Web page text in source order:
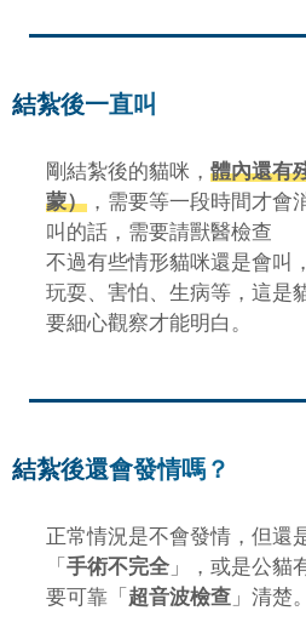
結紮後一直叫
剛結紮後的貓咪， 體內還有
蒙） ，需要等一段時間才會
叫的話，需要請獸醫檢查
不過有些情形貓咪還是會叫
玩耍、害怕、生病等，這是
要細心觀察才能明白。
結紮後還會發情嗎？
正常情況是不會發情，但還
「 手術不完全 」，或是公貓
要可靠「 超音波檢查 」清楚。